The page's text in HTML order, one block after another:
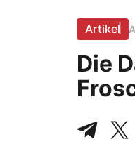
Artikel
Die